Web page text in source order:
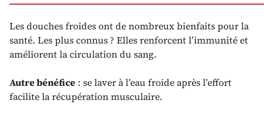
Les douches froides ont de nombreux bienfaits pour la
santé. Les plus connus ? Elles renforcent l’immunité et
améliorent la circulation du sang.
Autre bénéfice : se laver à l’eau froide après l’effort
facilite la récupération musculaire.